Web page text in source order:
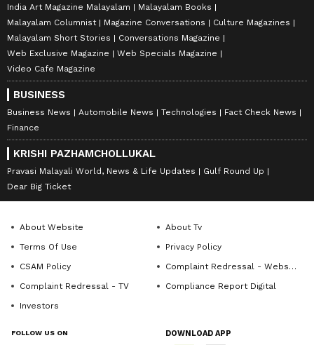
India Art Magazine Malayalam
Malayalam Books
Malayalam Columnist
Magazine Conversations
Culture Magazines
Malayalam Short Stories
Conversations Magazine
Web Exclusive Magazine
Web Specials Magazine
Video Cafe Magazine
BUSINESS
Business News Automobile News Technologies
Fact Check News
Finance
KRISHI PAZHAMCHOLLUKAL
Pravasi Malayali World, News & Life Updates
Gulf Round Up
Dear Big Ticket
About Website
About Tv
Terms Of Use
Privacy Policy
CSAM Policy
Complaint Redressal - Website
Complaint Redressal - TV
Compliance Report Digital
Investors
FOLLOW US ON DOWNLOAD APP